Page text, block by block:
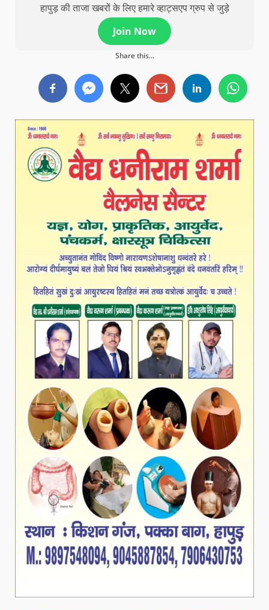
हापुड़ की ताजा खबरों के लिए हमारे व्हाट्सएप ग्रुप से जुड़े
Join Now
Share this...